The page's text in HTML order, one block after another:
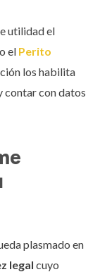
utilidad el
el Perito
los habilita
contar con datos
plasmado en
legal cuyo